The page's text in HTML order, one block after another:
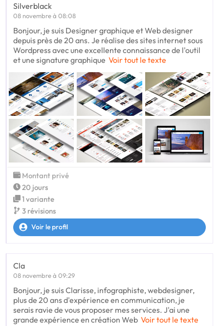
Silverblack
08 novembre à 08:08
Bonjour, je suis Designer graphique et Web designer
depuis près de 20 ans. Je réalise des sites internet sous
Wordpress avec une excellente connaissance de l'outil
et une signature graphique Voir tout le texte
Montant privé
20 jours
1 variante
3 révisions
Voir le profil
Cla
08 novembre à 09:29
Bonjour, je suis Clarisse, infographiste, webdesigner,
plus de 20 ans d'expérience en communication, je
serais ravie de vous proposer mes services. J'ai une
grande expérience en création Web Voir tout le texte